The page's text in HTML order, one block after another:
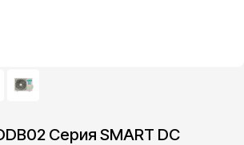
Серия SMART DC